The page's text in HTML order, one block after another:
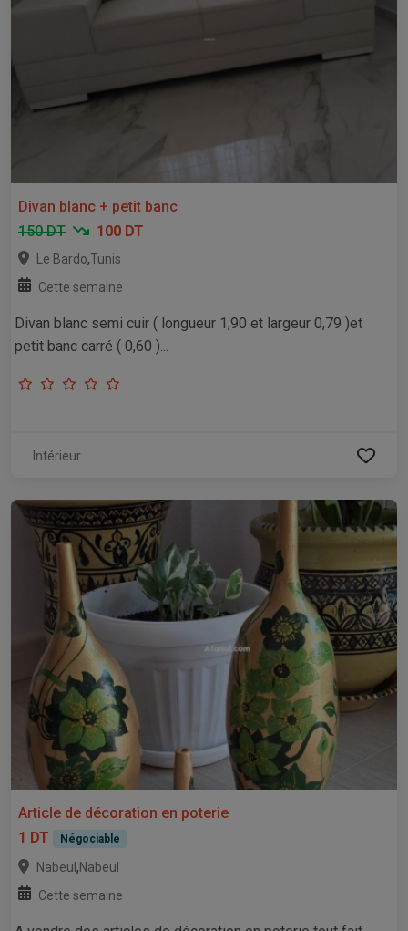
Divan blanc + petit banc
150 DT
100 DT
Le Bardo,Tunis
Cette semaine
Divan blanc semi cuir ( longueur 1,90 et largeur 0,79 )et
petit banc carré ( 0,60 )...
Intérieur
Article de décoration en poterie
1 DT
Négociable
Nabeul ,Nabeul
Cette semaine